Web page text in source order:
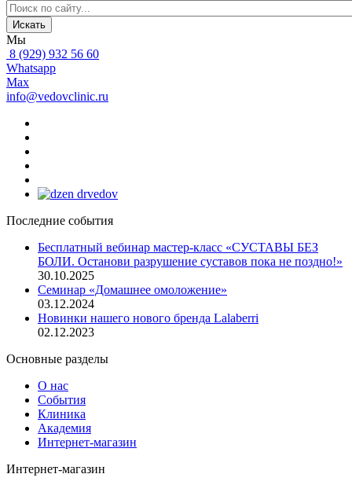
Искать
Мы
8 (929) 932 56 60
Whatsapp
Max
info@vedovclinic.ru
Последние события
Бесплатный вебинар мастер-класс «СУСТАВЫ БЕЗ
БОЛИ. Останови разрушение суставов пока не поздно!»
30.10.2025
Семинар «Домашнее омоложение»
03.12.2024
Новинки нашего нового бренда Lalaberri
02.12.2023
Основные разделы
О нас
События
Клиника
Академия
Интернет-магазин
Интернет-магазин